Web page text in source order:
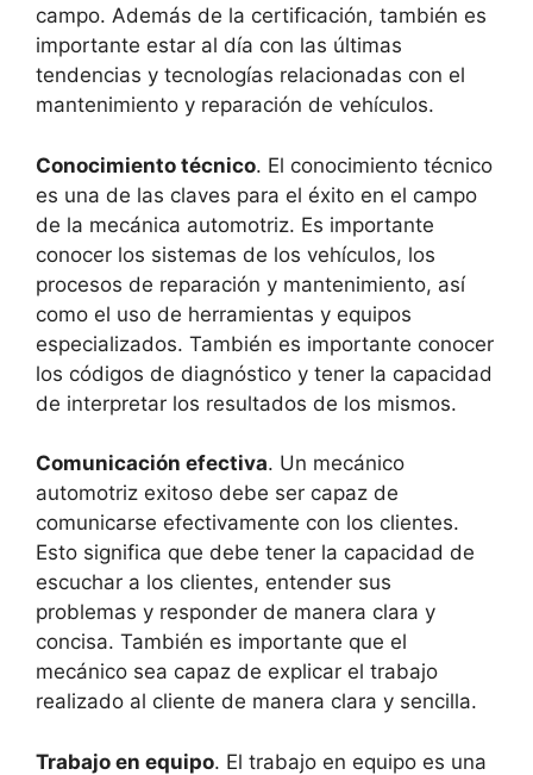
campo. Además de la certificación, también es
importante estar al día con las últimas
tendencias y tecnologías relacionadas con el
mantenimiento y reparación de vehículos.
Conocimiento técnico. El conocimiento técnico
es una de las claves para el éxito en el campo
de la mecánica automotriz. Es importante
conocer los sistemas de los vehículos, los
procesos de reparación y mantenimiento, así
como el uso de herramientas y equipos
especializados. También es importante conocer
los códigos de diagnóstico y tener la capacidad
de interpretar los resultados de los mismos.
Comunicación efectiva. Un mecánico
automotriz exitoso debe ser capaz de
comunicarse efectivamente con los clientes.
Esto significa que debe tener la capacidad de
escuchar a los clientes, entender sus
problemas y responder de manera clara y
concisa. También es importante que el
mecánico sea capaz de explicar el trabajo
realizado al cliente de manera clara y sencilla.
Trabajo en equipo. El trabajo en equipo es una